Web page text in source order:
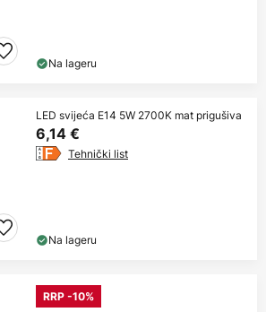
Na lageru
LED svijeća E14 5W 2700K mat prigušiva
6,14 €
Tehnički list
Na lageru
RRP -10%